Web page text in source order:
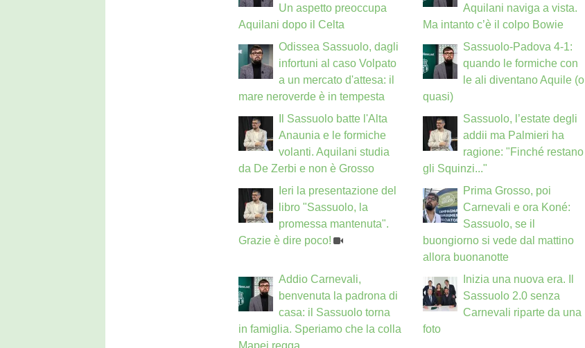
Un aspetto preoccupa
Aquilani dopo il Celta
Aquilani naviga a vista.
Ma intanto c’è il colpo Bowie
Odissea Sassuolo, dagli
infortuni al caso Volpato
a un mercato d'attesa: il
mare neroverde è in tempesta
Sassuolo-Padova 4-1:
quando le formiche con
le ali diventano Aquile (o
quasi)
Il Sassuolo batte l'Alta
Anaunia e le formiche
volanti. Aquilani studia
da De Zerbi e non è Grosso
Sassuolo, l’estate degli
addii ma Palmieri ha
ragione: "Finché restano
gli Squinzi..."
Ieri la presentazione del
libro "Sassuolo, la
promessa mantenuta".
Grazie è dire poco!
Prima Grosso, poi
Carnevali e ora Koné:
Sassuolo, se il
buongiorno si vede dal mattino
allora buonanotte
Addio Carnevali,
benvenuta la padrona di
casa: il Sassuolo torna
in famiglia. Speriamo che la colla
Inizia una nuova era. Il
Sassuolo 2.0 senza
Carnevali riparte da una
foto